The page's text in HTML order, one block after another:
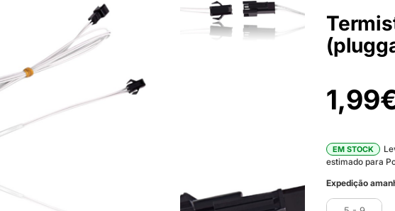
1,99
EM STOCK
estimado para
Expedição